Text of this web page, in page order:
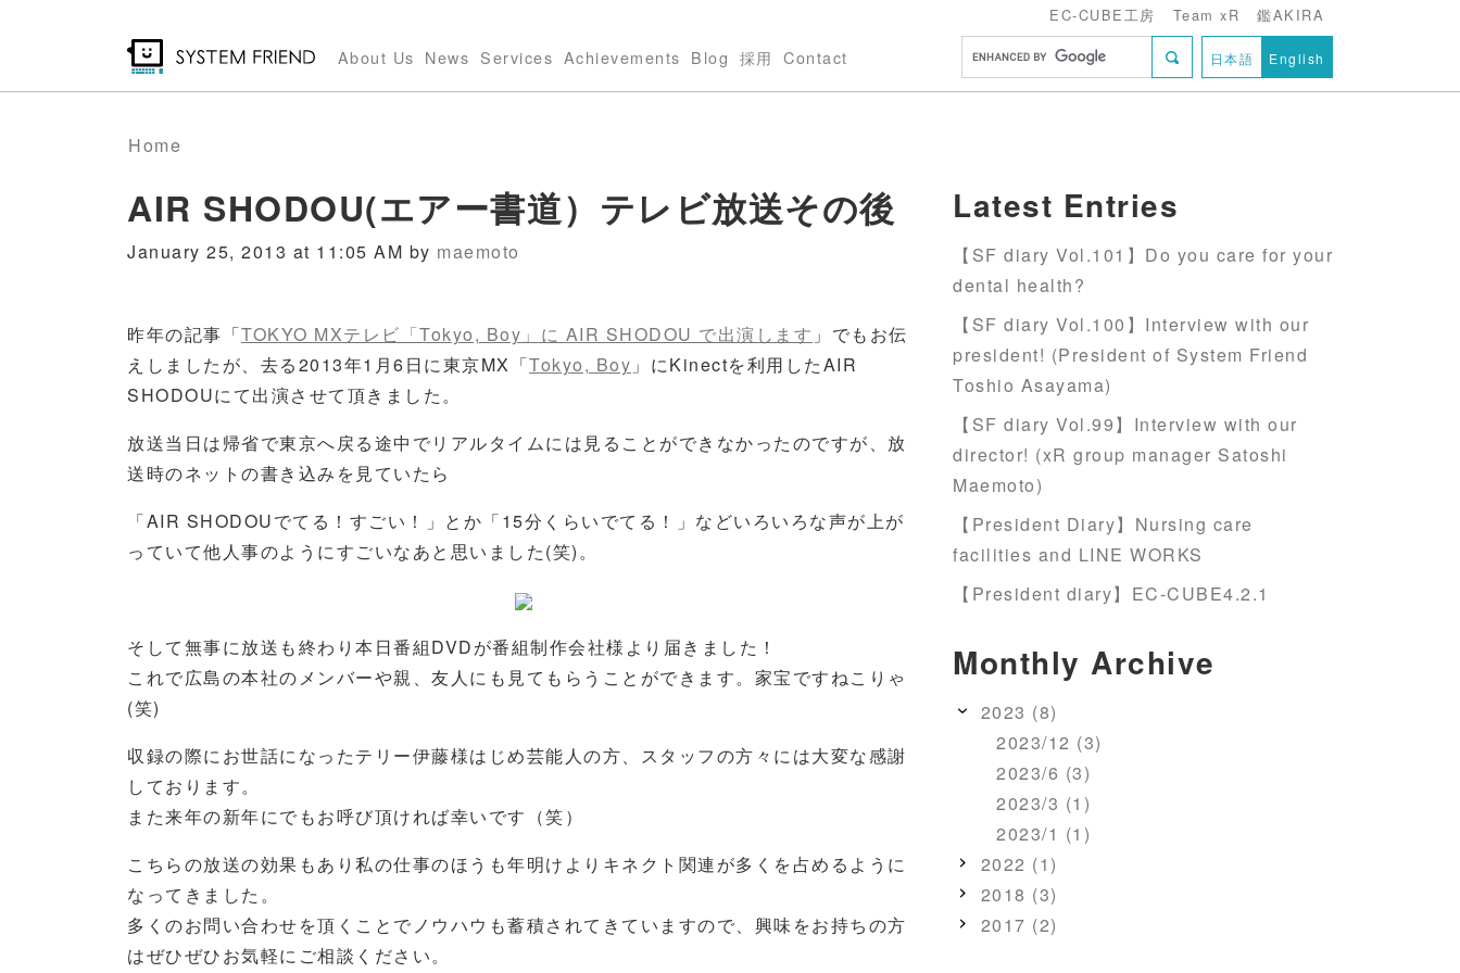
EC-CUBE工房 Team xR 鑑AKIRA
About Us News Services Achievements Blog 採用 Contact 日本語 English
Home
AIR SHODOU(エアー書道）テレビ放送その後
January 25, 2013 at 11:05 AM by maemoto
昨年の記事「TOKYO MXテレビ「Tokyo, Boy」に AIR SHODOU で出演します 」でもお伝
えしましたが、去る2013年1月6日に東京MX「Tokyo, Boy 」にKinectを利用したAIR
SHODOUにて出演させて頂きました。
放送当日は帰省で東京へ戻る途中でリアルタイムには見ることができなかったのですが、放
送時のネットの書き込みを見ていたら
「AIR SHODOUでてる！すごい！」とか「15分くらいでてる！」などいろいろな声が上が
っていて他人事のようにすごいなあと思いました(笑)。
そして無事に放送も終わり本日番組DVDが番組制作会社様より届きました！
これで広島の本社のメンバーや親、友人にも見てもらうことができます。家宝ですねこりゃ
(笑)
収録の際にお世話になったテリー伊藤様はじめ芸能人の方、スタッフの方々には大変な感謝
しております。
また来年の新年にでもお呼び頂ければ幸いです（笑）
こちらの放送の効果もあり私の仕事のほうも年明けよりキネクト関連が多くを占めるように
なってきました。
多くのお問い合わせを頂くことでノウハウも蓄積されてきていますので、興味をお持ちの方
はぜひぜひお気軽にご相談ください。
Latest Entries
【SF diary Vol.101】Do you care for your
dental health?
【SF diary Vol.100】Interview with our
president! (President of System Friend
Toshio Asayama)
【SF diary Vol.99】Interview with our
director! (xR group manager Satoshi
Maemoto)
【President Diary】Nursing care
facilities and LINE WORKS
【President diary】EC-CUBE4.2.1
Monthly Archive
2023 (8)
2023/12 (3)
2023/6 (3)
2023/3 (1)
2023/1 (1)
2022 (1)
2018 (3)
2017 (2)